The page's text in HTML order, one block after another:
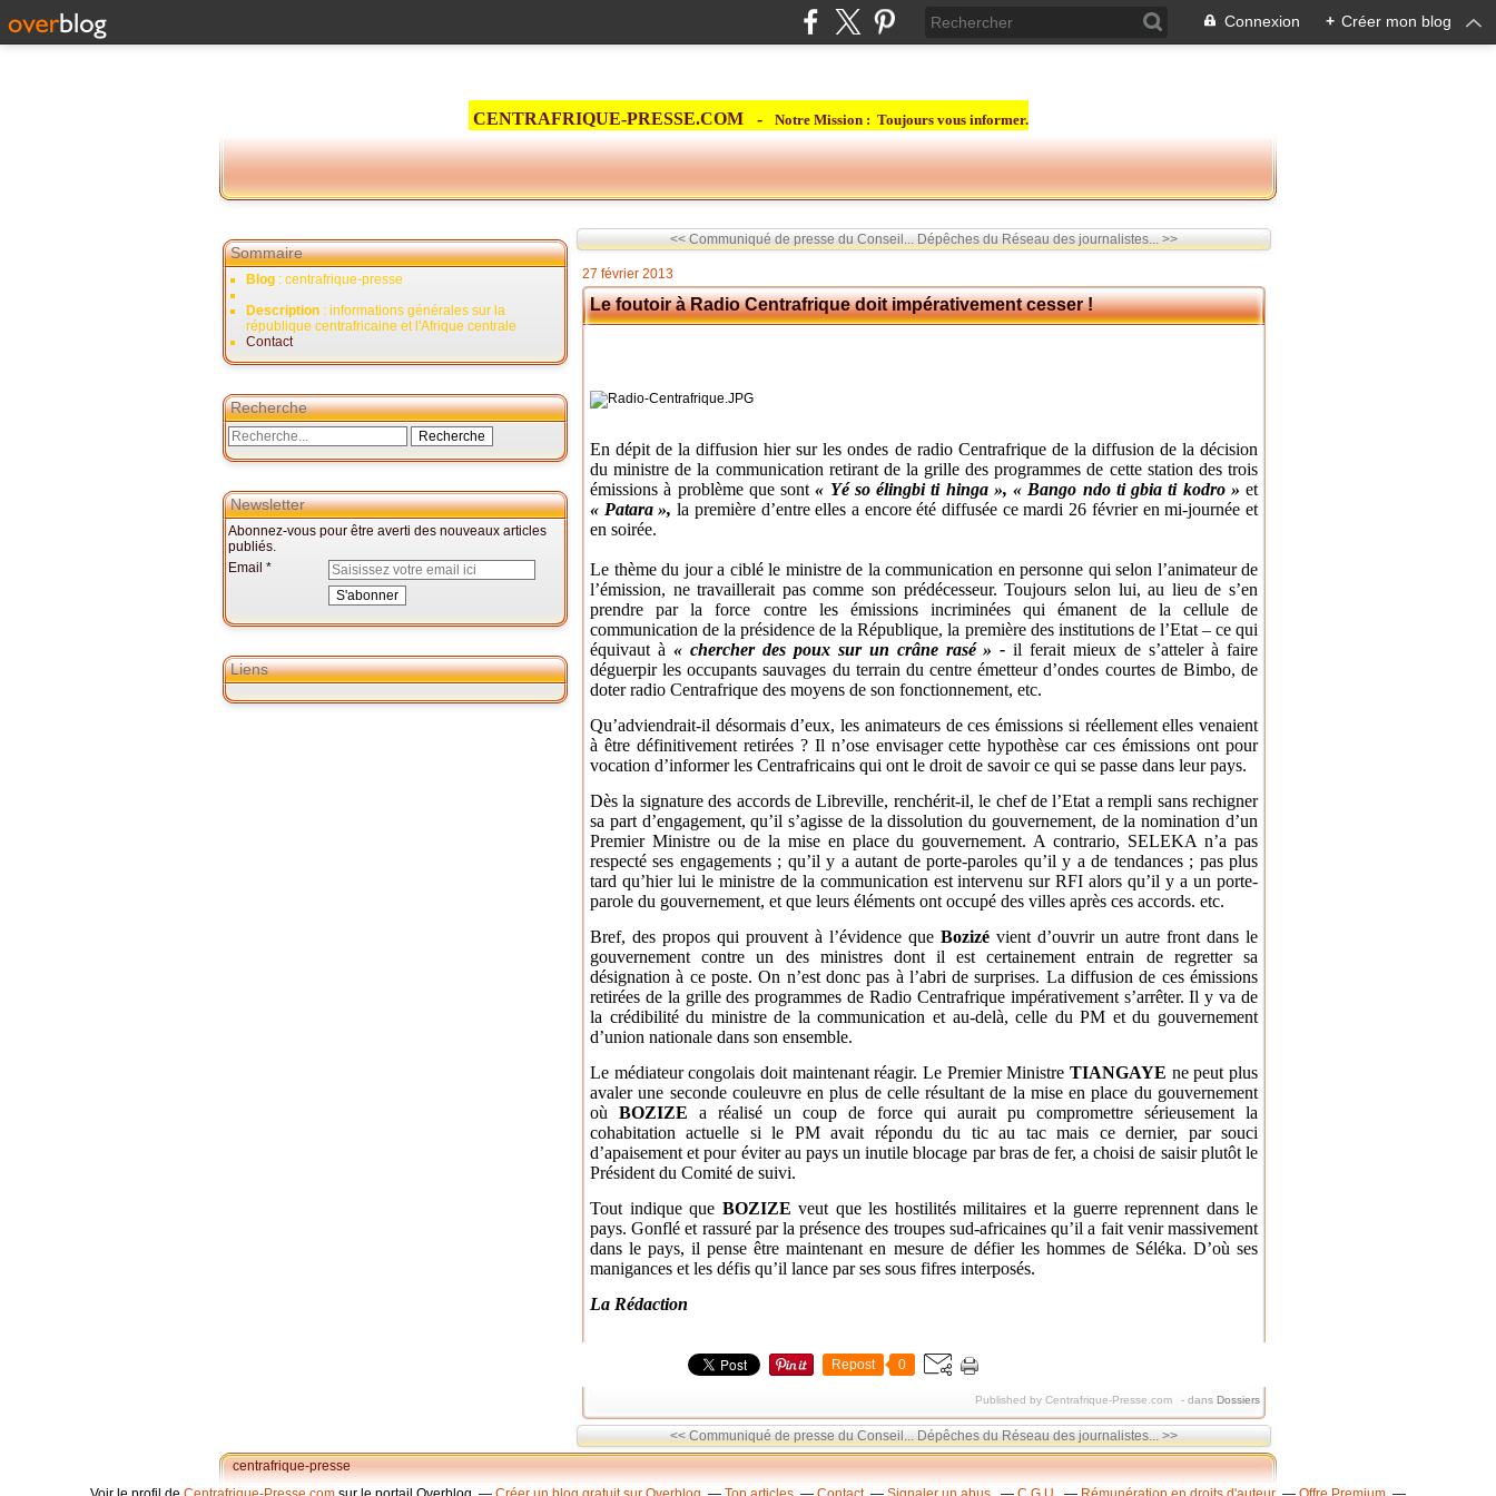
Connexion + Créer mon blog
CENTRAFRIQUE-PRESSE.COM - Notre Mission : Toujours vous informer.
Sommaire
Blog : centrafrique-presse
Description : informations générales sur la
république centrafricaine et l'Afrique centrale
Contact
Recherche
Newsletter
Abonnez-vous pour être averti des nouveaux articles
publiés.
Email
Liens
<< Communiqué de presse du Conseil... Dépêches du Réseau des journalistes... >>
27 février 2013
Le foutoir à Radio Centrafrique doit impérativement cesser !
En dépit de la diffusion hier sur les ondes de radio Centrafrique de la diffusion de la décision
du ministre de la communication retirant de la grille des programmes de cette station des trois
émissions à problème que sont« Yé so élingbi ti hinga », « Bango ndo ti gbia ti kodro » et
« Patara », la première d’entre elles a encore été diffusée ce mardi 26 février en mi-journée et
en soirée.
Le thème du jour a ciblé le ministre de la communication en personne qui selon l’animateur de
l’émission, ne travaillerait pas comme son prédécesseur. Toujours selon lui, au lieu de s’en
prendre par la force contre les émissions incriminées qui émanent de la cellule de
communication de la présidence de la République, la première des institutions de l’Etat – ce qui
équivaut à « chercher des poux sur un crâne rasé » - il ferait mieux de s’atteler à faire
déguerpir les occupants sauvages du terrain du centre émetteur d’ondes courtes de Bimbo, de
doter radio Centrafrique des moyens de son fonctionnement, etc.
Qu’adviendrait-il désormais d’eux, les animateurs de ces émissions si réellement elles venaient
à être définitivement retirées ? Il n’ose envisager cette hypothèse car ces émissions ont pour
vocation d’informer les Centrafricains qui ont le droit de savoir ce qui se passe dans leur pays.
Dès la signature des accords de Libreville, renchérit-il, le chef de l’Etat a rempli sans rechigner
sa part d’engagement, qu’il s’agisse de la dissolution du gouvernement, de la nomination d’un
Premier Ministre ou de la mise en place du gouvernement. A contrario, SELEKA n’a pas
respecté ses engagements ; qu’il y a autant de porte-paroles qu’il y a de tendances ; pas plus
tard qu’hier lui le ministre de la communication est intervenu sur RFI alors qu’il y a un porte-
parole du gouvernement, et que leurs éléments ont occupé des villes après ces accords. etc.
Bref, des propos qui prouvent à l’évidence que Bozizé vient d’ouvrir un autre front dans le
gouvernement contre un des ministres dont il est certainement entrain de regretter sa
désignation à ce poste. On n’est donc pas à l’abri de surprises. La diffusion de ces émissions
retirées de la grille des programmes de Radio Centrafrique impérativement s’arrêter. Il y va de
la crédibilité du ministre de la communication et au-delà, celle du PM et du gouvernement
d’union nationale dans son ensemble.
Le médiateur congolais doit maintenant réagir. Le Premier Ministre TIANGAYE ne peut plus
avaler une seconde couleuvre en plus de celle résultant de la mise en place du gouvernement
oùBOZIZE a réalisé un coup de force qui aurait pu compromettre sérieusement la
cohabitation actuelle si le PM avait répondu du tic au tac mais ce dernier, par souci
d’apaisement et pour éviter au pays un inutile blocage par bras de fer, a choisi de saisir plutôt le
Président du Comité de suivi.
Tout indique que BOZIZE veut que les hostilités militaires et la guerre reprennent dans le
pays. Gonflé et rassuré par la présence des troupes sud-africaines qu’il a fait venir massivement
dans le pays, il pense être maintenant en mesure de défier les hommes de Séléka. D’où ses
manigances et les défis qu’il lance par ses sous fifres interposés.
La Rédaction
Repost 0
Published by Centrafrique-Presse.com - dans Dossiers
<< Communiqué de presse du Conseil... Dépêches du Réseau des journalistes... >>
centrafrique-presse